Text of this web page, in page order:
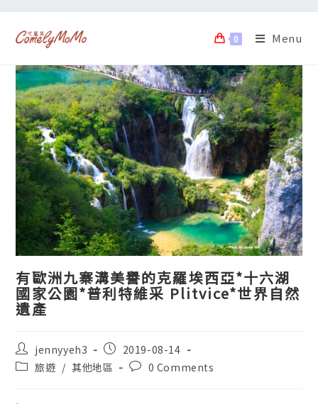
0 Menu
有歐洲九寨溝美譽的克羅埃西亞*十六湖
國家公園*普利特維采 Plitvice*世界自然
遺產
jennyyeh3
2019-08-14
旅遊 / 其他地區 0 Comments